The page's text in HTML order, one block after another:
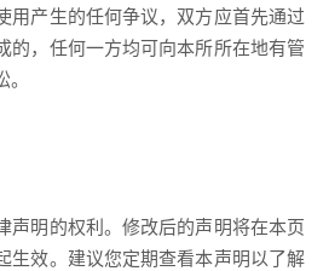
用产生的任何争议，双方应首先通过
的，任何一方均可向本所所在地有管
声明的权利。修改后的声明将在本页
生效。建议您定期查看本声明以了解